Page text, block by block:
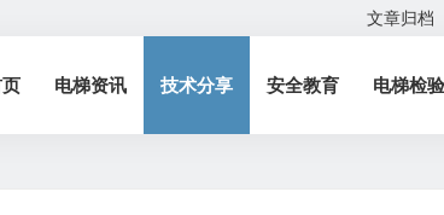
文章归档
电梯资讯 技术分享 安全教育 电梯检验